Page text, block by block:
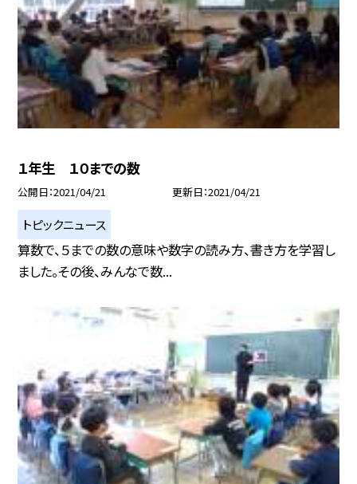
１年生 １０までの数
公開日 2021/04/21 更新日 2021/04/21
トピックニュース
算数で、５までの数の意味や数字の読み方、書き方を学習し
ました。その後、みんなで数...